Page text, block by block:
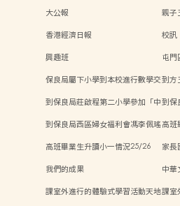
大公報
親子
香港經濟日報
校訊
興趣班
屯門
保良局屬下小學到本校進行數學交到方
到保良局莊啟程第二小學參加「中到保
到保良局西區婦女福利會馮李佩瑤高班
高班畢業生升讀小一情況25/26
家長
我們的成果
中華
課室外進行的體驗式學習活動天地課室